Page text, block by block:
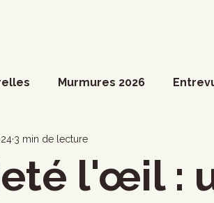
Murmures 2026
Actualités du Culte
Divers Coup de coeur
l'œil :
3 min de lecture